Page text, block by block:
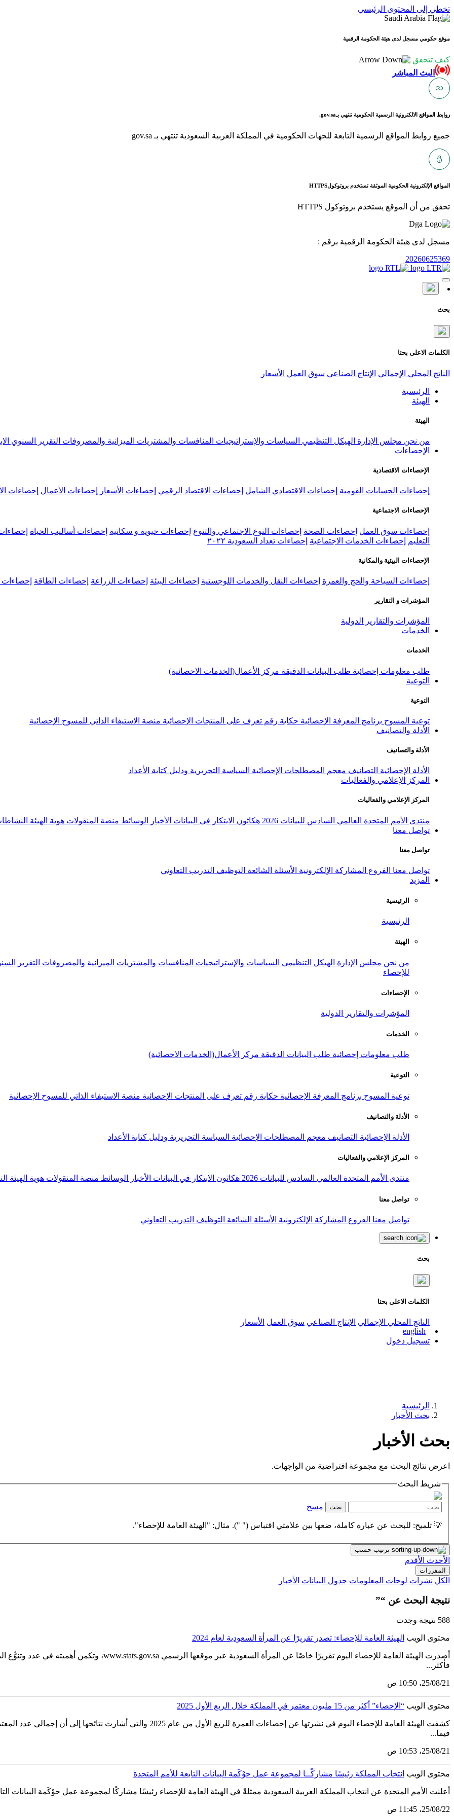
تخطي إلى المحتوى الرئيسي
موقع حكومي مسجل لدى هيئة الحكومة الرقمية
كيف تتحقق
البث المباشر
روابط المواقع الالكترونية الرسمية الحكومية تنتهي بـgov.sa.
جميع روابط المواقع الرسمية التابعة للجهات الحكومية في المملكة العربية السعودية تنتهي بـ gov.sa
المواقع الإلكترونية الحكومية الموثقة تستخدم بروتوكولHTTPS
تحقق من أن الموقع يستخدم بروتوكول HTTPS
مسجل لدى هيئة الحكومة الرقمية برقم :
20260625369
بحث
الكلمات الاعلى بحثا
الناتج المحلي الإجمالي الإنتاج الصناعي سوق العمل الأسعار
الرئيسية
الهيئة
الهيئة
من نحن مجلس الإدارة الهيكل التنظيمي السياسات والإستراتيجيات المنافسات والمشتريات الميزانية والمصروفات التقرير السنوي
الإحصاءات
الإحصاءات الاقتصادية
إحصاءات الحسابات القومية إحصاءات الاقتصادي الشامل إحصاءات الاقتصاد الرقمي إحصاءات الأسعار إحصاءات الأعمال إحصاءات
الإحصاءات الاجتماعية
إحصاءات سوق العمل إحصاءات الصحة إحصاءات النوع الاجتماعي والتنوع إحصاءات حيوية و سكانية إحصاءات أساليب الحياة
التعليم
إحصاءات الخدمات الاجتماعية إحصاءات تعداد السعودية ٢٠٢٢
الإحصاءات البيئية والمكانية
إحصاءات السياحة والحج والعمرة إحصاءات النقل والخدمات اللوجستية إحصاءات البيئة إحصاءات الزراعة إحصاءات الطاقة إحصاءات
المؤشرات و التقارير
المؤشرات والتقارير الدولية
الخدمات
الخدمات
طلب معلومات إحصائية طلب البيانات الدقيقة مركز الأعمال(الخدمات الاحصائية)
التوعية
التوعية
توعية المسوح برنامج المعرفة الإحصائية حكاية رقم تعرف على المنتجات الإحصائية منصة الاستيفاء الذاتي للمسوح الإحصائية
الأدلة والتصانيف
الأدلة والتصانيف
الأدلة الإحصائية التصانيف معجم المصطلحات الإحصائية السياسة التحريرية ودليل كتابة الأعداد
المركز الإعلامي والفعاليات
المركز الإعلامي والفعاليات
منتدى الأمم المتحدة العالمي السادس للبيانات 2026 هكاثون الابتكار في البيانات الأخبار الوسائط منصة المنقولات هوية الهيئة
تواصل معنا
تواصل معنا
تواصل معنا الفروع المشاركة الإلكترونية الأسئلة الشائعة التوظيف التدريب التعاوني
المزيد
الرئيسية
الرئيسية
الهيئة
من نحن مجلس الإدارة الهيكل التنظيمي السياسات والإستراتيجيات المنافسات والمشتريات الميزانية والمصروفات التقرير
للإحصاء
الإحصاءات
المؤشرات والتقارير الدولية
الخدمات
طلب معلومات إحصائية طلب البيانات الدقيقة مركز الأعمال(الخدمات الاحصائية)
التوعية
توعية المسوح برنامج المعرفة الإحصائية حكاية رقم تعرف على المنتجات الإحصائية منصة الاستيفاء الذاتي للمسوح الإحصائية
الأدلة والتصانيف
الأدلة الإحصائية التصانيف معجم المصطلحات الإحصائية السياسة التحريرية ودليل كتابة الأعداد
المركز الإعلامي والفعاليات
منتدى الأمم المتحدة العالمي السادس للبيانات 2026 هكاثون الابتكار في البيانات الأخبار الوسائط منصة المنقولات هوية الهيئة
تواصل معنا
تواصل معنا الفروع المشاركة الإلكترونية الأسئلة الشائعة التوظيف التدريب التعاوني
بحث
الكلمات الاعلى بحثا
الناتج المحلي الإجمالي الإنتاج الصناعي سوق العمل الأسعار
english
تسجيل دخول
الرئيسية
بحث الأخبار
بحث الأخبار
اعرض نتائج البحث مع مجموعة افتراضية من الواجهات.
شريط البحث
بحث مسح
💡 تلميح: للبحث عن عبارة كاملة، ضعها بين علامتي اقتباس (" "). مثال: "الهيئة العامة للإحصاء".
ترتيب حسب
الأحدث الأقدم
المفرزات
الكل نشرات لوحات المعلومات جدول البيانات الأخبار
نتيجة البحث عن “”
588 نتيجة وجدت
محتوى الويب الهيئة العامة للإحصاء: تصدر تقريرًا عن المرأة السعودية لعام 2024
فأكثر...
21‏/08‏/25، 10:50 ص
محتوى الويب “الإحصاء” أكثر من 15 مليون معتمر في المملكة خلال الربع الأول 2025
فيما...
21‏/08‏/25، 10:53 ص
محتوى الويب انتخاب المملكة رئيسًا مشاركًــا لمجموعة عمل حوْكَمة البيانات التابعة للأمم المتحدة
أعلنت الأمم المتحدة عن انتخاب المملكة العربية السعودية ممثلةً في الهيئة العامة للإحصاء رئيسًا مشاركًا لمجموعة عمل حوْكَمة البيانات
22‏/08‏/25، 11:45 ص